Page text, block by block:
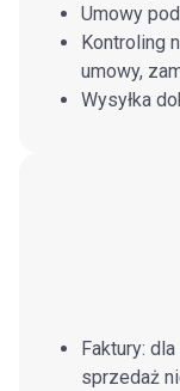
Umowy
Kontroling
umowy,
Wysyłka
Faktury:
sprzedaż